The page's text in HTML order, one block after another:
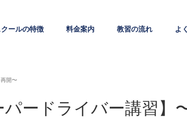
ールの特徴 料金案内 教習の流れ よ
開〜
ードライバー講習】